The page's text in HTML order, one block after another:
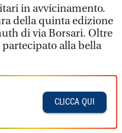
in avvicinamento.
della quinta edizione
di via Borsari. Oltre
alla bella
CLICCA QUI